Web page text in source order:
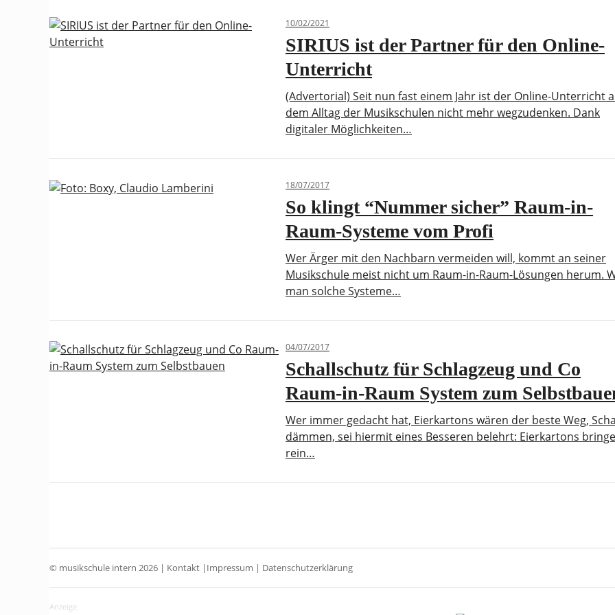
10/02/2021
SIRIUS ist der Partner für den Online-
Unterricht
(Advertorial) Seit nun fast einem Jahr ist der Online-Unterricht
dem Alltag der Musikschulen nicht mehr wegzudenken. Dank
digitaler Möglichkeiten…
18/07/2017
So klingt “Nummer sicher” Raum-in-
Raum-Systeme vom Profi
Wer Ärger mit den Nachbarn vermeiden will, kommt an seiner
Musikschule meist nicht um Raum-in-Raum-Lösungen herum.
man solche Systeme…
04/07/2017
Schallschutz für Schlagzeug und Co
Raum-in-Raum System zum
Wer immer gedacht hat, Eierkartons wären der beste Weg,
dämmen, sei hiermit eines Besseren belehrt: Eierkartons
rein…
© musikschule intern 2026 | Kontakt | Impressum | Datenschutzerklärung
Anzeige